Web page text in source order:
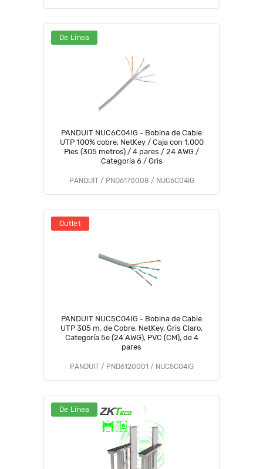
De Línea
PANDUIT NUC6C04IG - Bobina de Cable
UTP 100% cobre, NetKey / Caja con 1,000
Pies (305 metros) / 4 pares / 24 AWG /
Categoría 6 / Gris
PANDUIT / PND6170008 / NUC6C04IG
Outlet
PANDUIT NUC5C04IG - Bobina de Cable
UTP 305 m. de Cobre, NetKey, Gris Claro,
Categoría 5e (24 AWG), PVC (CM), de 4
pares
PANDUIT / PND6120001 / NUC5C04IG
De Línea